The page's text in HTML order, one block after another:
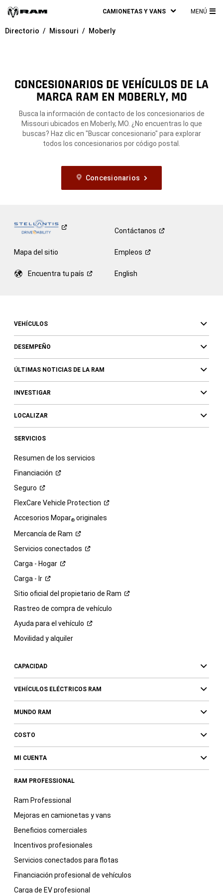
CAMIONETAS Y VANS MENÚ
Directorio Missouri Moberly
CONCESIONARIOS DE VEHÍCULOS DE LA
MARCA RAM EN MOBERLY, MO
Busca la información de contacto de los concesionarios de
Missouri ubicados en Moberly, MO. ¿No encuentras lo que
buscas? Haz clic en "Buscar concesionario" para explorar
todos los concesionarios por código postal.
Concesionarios
Contáctanos
Mapa del sitio Empleos
Encuentra tu país English
VEHÍCULOS
DESEMPEÑO
ÚLTIMAS NOTICIAS DE LA RAM
INVESTIGAR
LOCALIZAR
SERVICIOS
Resumen de los servicios
Financiación
Seguro
FlexCare Vehicle Protection
Accesorios Mopar®originales
Mercancía de Ram
Servicios conectados
Carga - Hogar
Carga - Ir
Sitio oficial del propietario de Ram
Rastreo de compra de vehículo
Ayuda para el vehículo
Movilidad y alquiler
CAPACIDAD
VEHÍCULOS ELÉCTRICOS RAM
MUNDO RAM
COSTO
MI CUENTA
RAM PROFESSIONAL
Ram Professional
Mejoras en camionetas y vans
Beneficios comerciales
Incentivos profesionales
Servicios conectados para flotas
Financiación profesional de vehículos
Carga de EV profesional